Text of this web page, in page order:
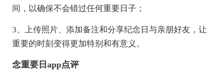
间，以确保不会错过任何重要日子；
3、上传照片、添加备注和分享纪念日与亲朋好友，让
重要的时刻变得更加特别和有意义。
念重要日app点评